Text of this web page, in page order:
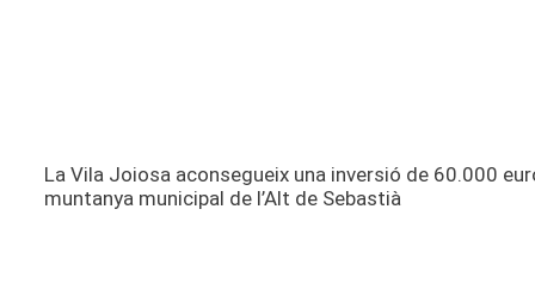
La Vila Joiosa aconsegueix una inversió de 60.000
muntanya municipal de l’Alt de Sebastià